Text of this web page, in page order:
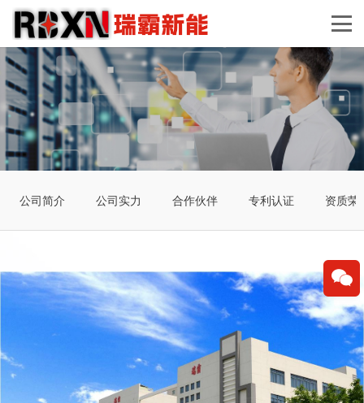
公司简介 公司实力 合作伙伴 专利认证 资质荣